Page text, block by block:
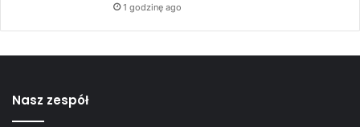
m
z
b
1 godzinę ago
Nasz zespół